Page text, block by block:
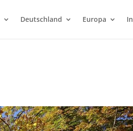
Deutschland Europa